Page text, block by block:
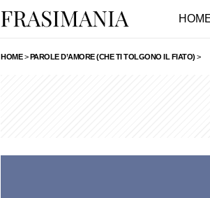
HOME>PAROLE D’AMORE (CHE TI TOLGONO IL FIATO) >